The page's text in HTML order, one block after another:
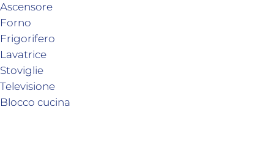
Ascensore
Forno
Frigorifero
Lavatrice
Stoviglie
Televisione
Blocco cucina